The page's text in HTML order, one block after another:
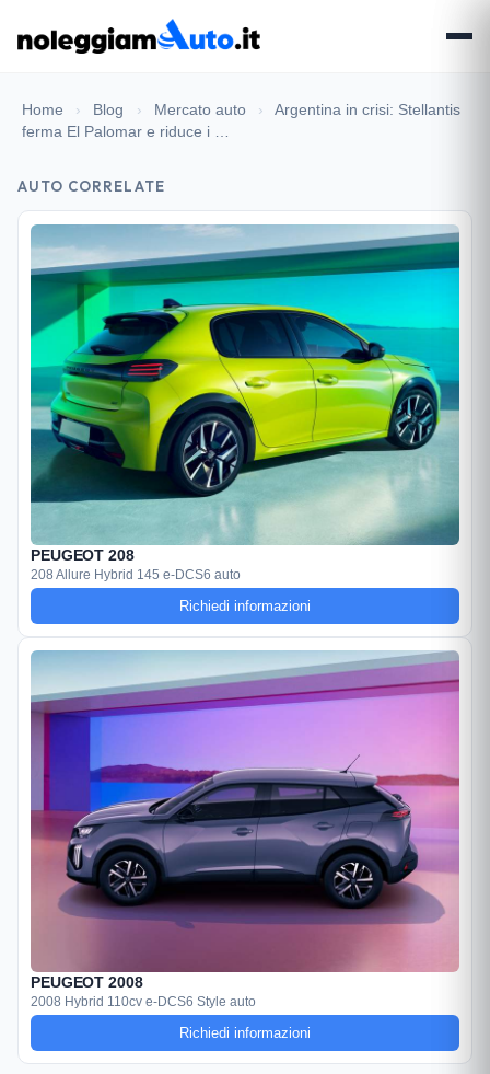
Home › Blog › Mercato auto ›
Argentina in crisi: Stellantis
ferma El Palomar e riduce i …
AUTO CORRELATE
PEUGEOT 208
208 Allure Hybrid 145 e-DCS6 auto
Richiedi informazioni
PEUGEOT 2008
2008 Hybrid 110cv e-DCS6 Style auto
Richiedi informazioni